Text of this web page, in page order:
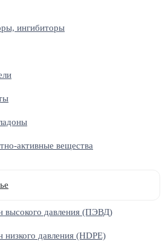
ингибиторы
активные вещества
высокого давления (ПЭВД)
низкого давления (HDPE)